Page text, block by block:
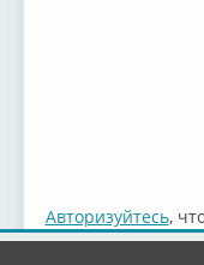
Авторизуйтесь,